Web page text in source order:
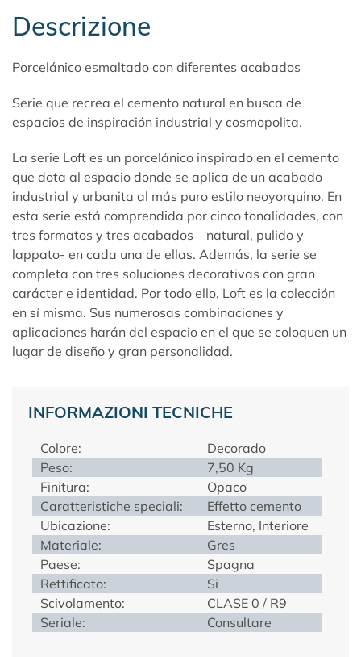
Descrizione
Porcelánico esmaltado con diferentes acabados
Serie que recrea el cemento natural en busca de
espacios de inspiración industrial y cosmopolita.
La serie Loft es un porcelánico inspirado en el cemento
que dota al espacio donde se aplica de un acabado
industrial y urbanita al más puro estilo neoyorquino. En
esta serie está comprendida por cinco tonalidades, con
tres formatos y tres acabados – natural, pulido y
lappato- en cada una de ellas. Además, la serie se
completa con tres soluciones decorativas con gran
carácter e identidad. Por todo ello, Loft es la colección
en sí misma. Sus numerosas combinaciones y
aplicaciones harán del espacio en el que se coloquen un
lugar de diseño y gran personalidad.
INFORMAZIONI TECNICHE
Colore:
Decorado
Peso:
7,50 Kg
Finitura:
Opaco
Caratteristiche speciali:
Effetto cemento
Ubicazione:
Esterno, Interiore
Materiale:
Gres
Paese:
Spagna
Rettificato:
Si
Scivolamento:
CLASE 0 / R9
Seriale:
Consultare